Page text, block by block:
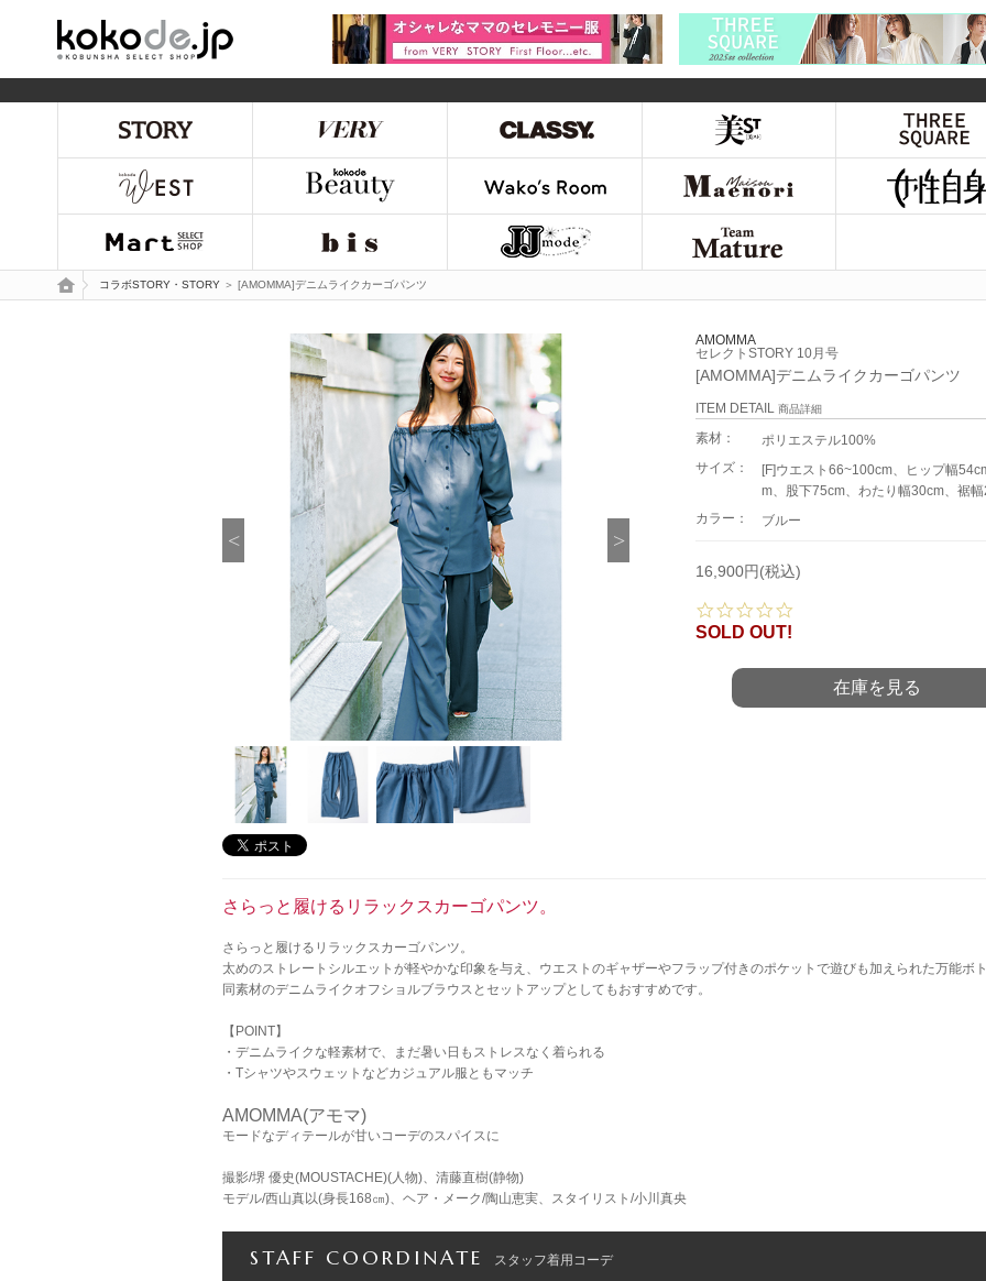
トップページ
コラボSTORY・STORY ＞ [AMOMMA]デニムライクカーゴパンツ
AMOMMA
セレクトSTORY 10月号
[AMOMMA]デニムライクカーゴパンツ
ITEM DETAIL 商品詳細
素材：
ポリエステル100%
サイズ：
[F]ウエスト66~100cm、ヒップ幅
m、股下75cm、わたり幅30cm、裾
カラー：
ブルー
16,900円(税込)
t
r
SOLD OUT!
在庫を見る
さらっと履けるリラックスカーゴパンツ。
さらっと履けるリラックスカーゴパンツ。
太めのストレートシルエットが軽やかな印象を与え、ウエストのギャザーやフラップ付きのポケットで遊びも加えられた万能ボ
同素材のデニムライクオフショルブラウスとセットアップとしてもおすすめです。
【POINT】
・デニムライクな軽素材で、まだ暑い日もストレスなく着られる
・Tシャツやスウェットなどカジュアル服ともマッチ
AMOMMA(アモマ)
モードなディテールが甘いコーデのスパイスに
撮影/堺 優史(MOUSTACHE)(人物)、清藤直樹(静物)
モデル/西山真以(身長168㎝)、ヘア・メーク/陶山恵実、スタイリスト/小川真央
STAFF COORDINATE スタッフ着用コーデ